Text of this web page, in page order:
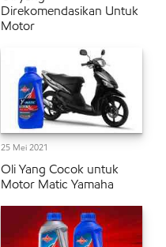
Direkomendasikan Untuk
Motor
25 Mei 2021
Oli Yang Cocok untuk
Motor Matic Yamaha